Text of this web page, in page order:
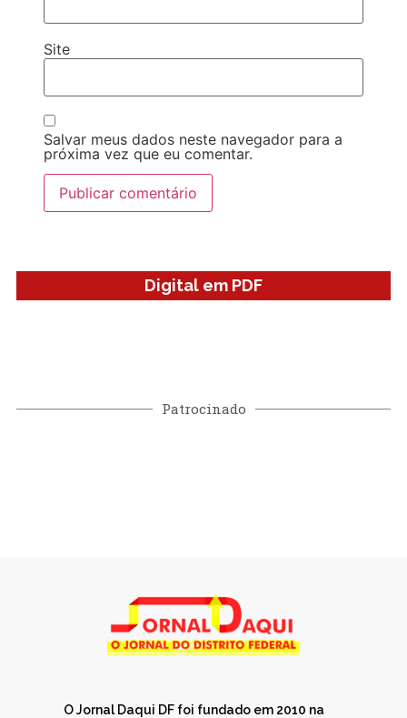
Site
Salvar meus dados neste navegador para a
próxima vez que eu comentar.
Digital em PDF
Patrocinado
O Jornal Daqui DF foi fundado em 2010 na